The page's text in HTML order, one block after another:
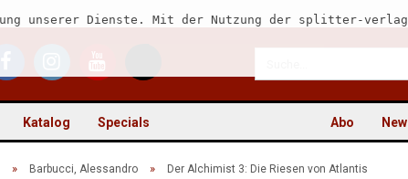
unserer Dienste. Mit der Nutzung der splitter-
Katalog Specials Abo
» Barbucci, Alessandro » Der Alchimist 3: Die Riesen von Atlantis